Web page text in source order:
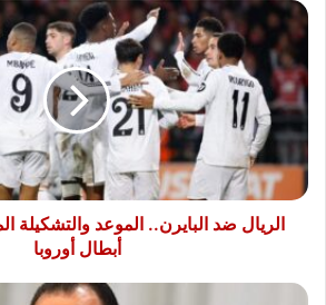
الريال
ضد
البايرن..
الموعد
والتشكيلة
المتوقعة
لقمة
دوري
أبطال
أوروباالريال ضد البايرن.. الموعد والتشكيلة
أبطال أوروبا
رئيس